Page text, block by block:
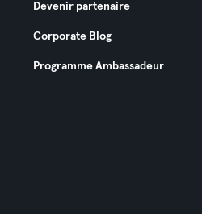
Devenir partenaire
Corporate Blog
Programme Ambassadeur